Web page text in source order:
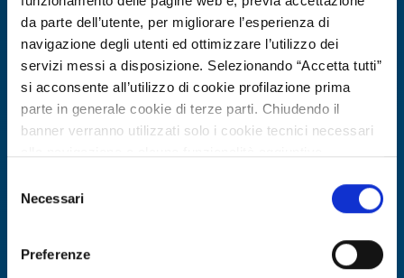
da parte dell’utente, per migliorare l’esperienza di
navigazione degli utenti ed ottimizzare l’utilizzo dei
servizi messi a disposizione. Selezionando “Accetta tutti”
si acconsente all’utilizzo di cookie profilazione prima
parte in generale cookie di terze parti. Chiudendo il
banner verranno utilizzati solo i cookie tecnici necessari
Per conoscere i dettagli, consulta la nostra cookie policy.
https://www.openinnovation.regione.lombardia.it/it/co
https://www.openinnovation.regione.lombardia.it/it/pr
delNecessari
Preferenze
Offerta di tecnologia
Azienda spagnola offre engineering
energetico, digital twin e strumenti